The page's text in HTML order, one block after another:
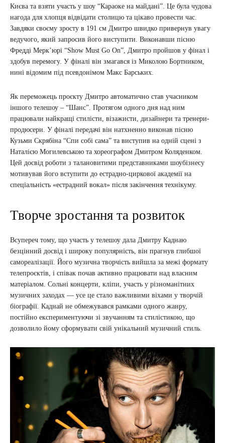
Києва та взяти участь у шоу “Караоке на майдані”. Це була чудова
нагода для хлопця відвідати столицю та цікаво провести час.
Завдяки своєму зросту в 191 см Дмитро швидко привернув увагу
ведучого, який запросив його виступити. Виконавши пісню
Фредді Мерк’юрі “Show Must Go On”, Дмитро пройшов у фінал і
здобув перемогу. У фіналі він змагався із Миколою Бортником,
нині відомим під псевдонімом Макс Барських.
Як переможець проєкту Дмитро автоматично став учасником
іншого телешоу – “Шанс”. Протягом одного дня над ним
працювали найкращі стилісти, візажисти, дизайнери та тренери-
продюсери. У фіналі передачі він натхненно виконав пісню
Кузьми Скрябіна “Спи собі сама” та виступив на одній сцені з
Наталією Могилевською та хореографом Дмитром Коляденком.
Цей досвід роботи з талановитими представниками шоубізнесу
мотивував його вступити до естрадно-циркової академії на
спеціальність «естрадний вокал» після закінчення технікуму.
Творче зростання та розвиток
Всупереч тому, що участь у телешоу дала Дмитру Каднаю
безцінний досвід і широку популярність, він прагнув глибшої
самореалізації. Його музична творчість вийшла за межі формату
телепроєктів, і співак почав активно працювати над власним
матеріалом. Сольні концерти, кліпи, участь у різноманітних
музичних заходах — усе це стало важливими віхами у творчій
біографії. Каднай не обмежувався рамками одного жанру,
постійно експериментуючи зі звучанням та стилістикою, що
дозволило йому сформувати свій унікальний музичний стиль.